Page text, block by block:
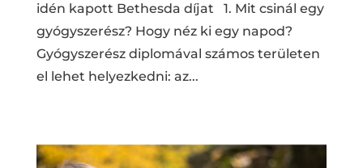
idén kapott Bethesda díjat 1. Mit csinál egy
gyógyszerész? Hogy néz ki egy napod?
Gyógyszerész diplomával számos területen
el lehet helyezkedni: az...